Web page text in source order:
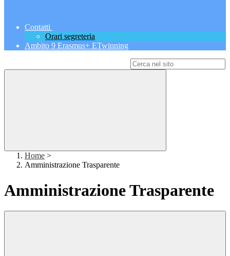
Contatti
Orari segreteria
Ambito 9 Erasmus+ ETwinning
Home >
Amministrazione Trasparente
Amministrazione Trasparente